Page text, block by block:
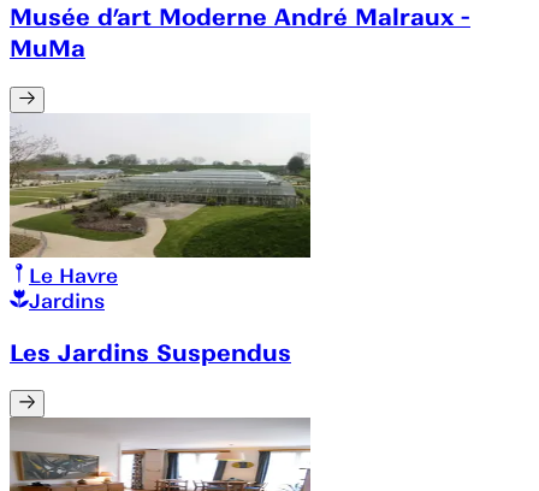
Musée d’art Moderne André Malraux -
MuMa
Le Havre
Jardins
Les Jardins Suspendus